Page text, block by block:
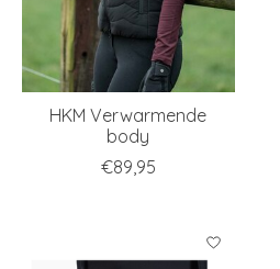
HKM Verwarmende
body
€89,95